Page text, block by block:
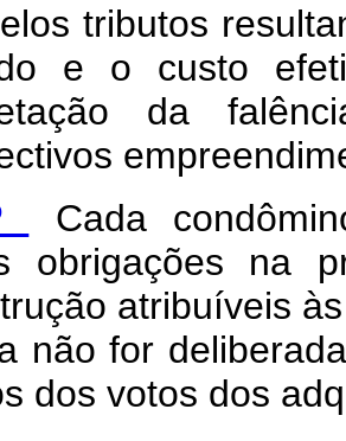
tributos
e o custo
da
Cada
obrigações na
atribuíveis
não for
dos votos dos